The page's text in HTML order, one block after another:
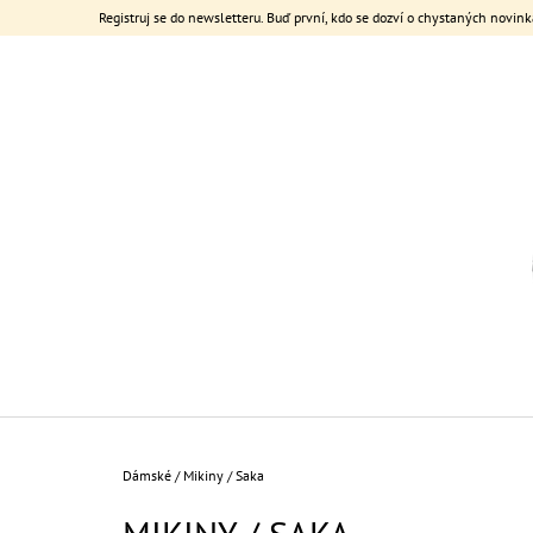
Registruj se do newsletteru. Buď první, kdo se dozví o chystaných
Domů
Dámské / Mikiny / Saka
O